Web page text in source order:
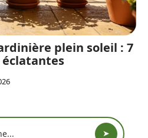
plein soleil : 7
éclatantes